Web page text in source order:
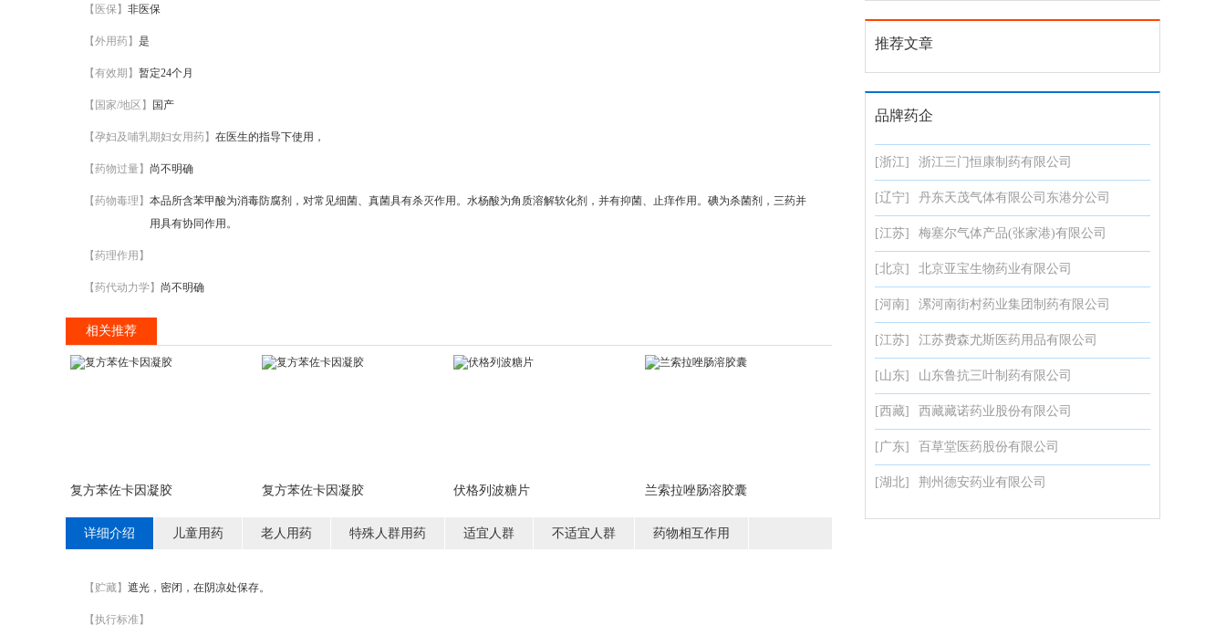
【医保】 非医保
【外用药】 是
【有效期】 暂定24个月
【国家/地区】 国产
【孕妇及哺乳期妇女用药】 在医生的指导下使用，
【药物过量】 尚不明确
【药物毒理】 本品所含苯甲酸为消毒防腐剂，对常见细菌、真菌具有杀灭作用。水杨酸为角质溶解软化剂，并有抑菌、止痒作用。碘为杀菌剂，三药并
用具有协同作用。
【药理作用】
【药代动力学】 尚不明确
相关推荐
复方苯佐卡因凝胶 复方苯佐卡因凝胶 伏格列波糖片 兰索拉唑肠溶胶囊
详细介绍 儿童用药 老人用药 特殊人群用药 适宜人群 不适宜人群 药物相互作用
【贮藏】 遮光，密闭，在阴凉处保存。
【执行标准】
推荐文章
品牌药企
[浙江] 浙江三门恒康制药有限公司
[辽宁] 丹东天茂气体有限公司东港分公司
[江苏] 梅塞尔气体产品(张家港)有限公司
[北京] 北京亚宝生物药业有限公司
[河南] 漯河南街村药业集团制药有限公司
[江苏] 江苏费森尤斯医药用品有限公司
[山东] 山东鲁抗三叶制药有限公司
[西藏] 西藏藏诺药业股份有限公司
[广东] 百草堂医药股份有限公司
[湖北] 荆州德安药业有限公司